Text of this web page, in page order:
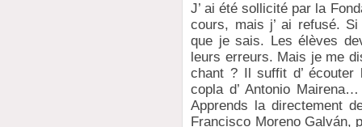
J’ ai été sollicité par la
cours, mais j’ ai refusé.
que je sais. Les élèves
leurs erreurs. Mais je me
chant ? Il suffit d’
copla d’ Antonio
Apprends la directement
Francisco Moreno Galván,